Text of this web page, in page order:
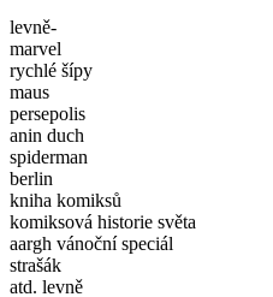
levně-
marvel
rychlé šípy
maus
persepolis
anin duch
spiderman
berlin
kniha komiksů
komiksová historie světa
aargh vánoční speciál
strašák
atd. levně